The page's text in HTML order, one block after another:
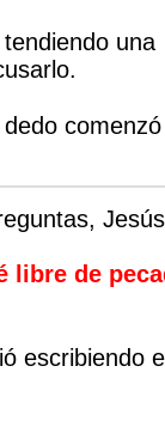
una
libre de
escribiendo